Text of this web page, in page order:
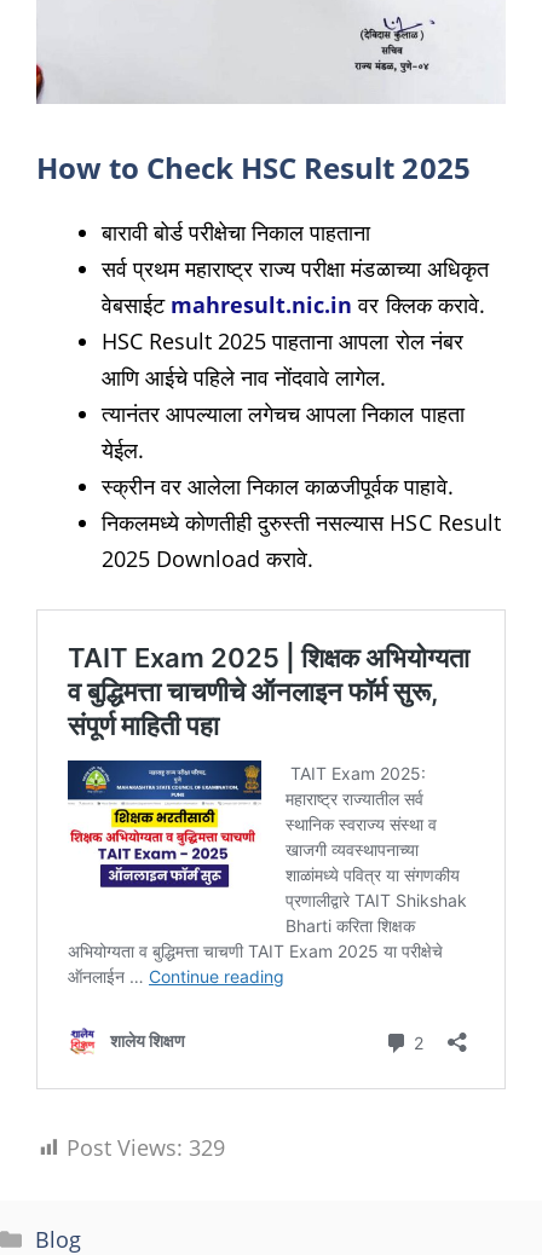
How to Check HSC Result 2025
बारावी बोर्ड परीक्षेचा निकाल पाहताना
सर्व प्रथम महाराष्ट्र राज्य परीक्षा मंडळाच्या अधिकृत
वेबसाईट mahresult.nic.in वर क्लिक करावे.
HSC Result 2025 पाहताना आपला रोल नंबर
आणि आईचे पहिले नाव नोंदवावे लागेल.
त्यानंतर आपल्याला लगेचच आपला निकाल पाहता
येईल.
स्क्रीन वर आलेला निकाल काळजीपूर्वक पाहावे.
निकलमध्ये कोणतीही दुरुस्ती नसल्यास HSC Result
2025 Download करावे.
Post Views: 329
Categories
Blog